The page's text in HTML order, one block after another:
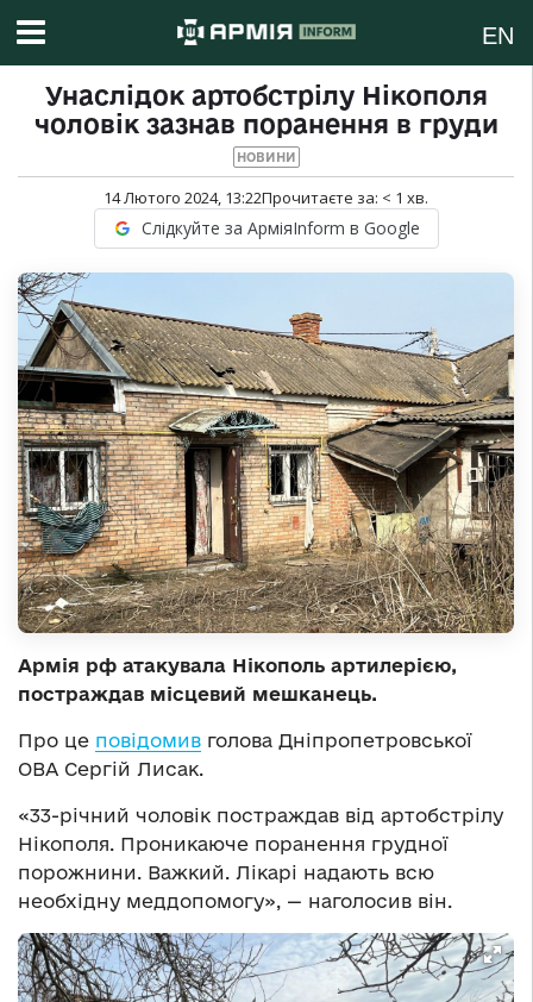
EN
Унаслідок артобстрілу Нікополя
чоловік зазнав поранення в груди
НОВИНИ
14 Лютого 2024, 13:22Прочитаєте за: < 1 хв.
Слідкуйте за АрміяInform в Google
Армія рф атакувала Нікополь артилерією,
постраждав місцевий мешканець.
Про це повідомив голова Дніпропетровської
ОВА Сергій Лисак.
«33-річний чоловік постраждав від артобстрілу
Нікополя. Проникаюче поранення грудної
порожнини. Важкий. Лікарі надають всю
необхідну меддопомогу», — наголосив він.